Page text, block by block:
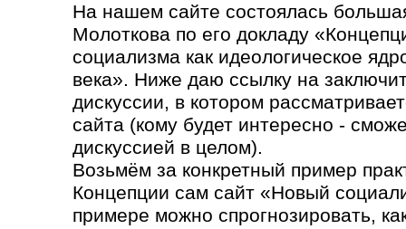
На нашем сайте состоялась
Молоткова по его докладу
социализма как идеологическое
века». Ниже даю ссылку на
дискуссии, в котором
сайта (кому будет интересно -
дискуссией в целом).
Возьмём за конкретный пример
Концепции сам сайт «Новый
примере можно спрогнозировать,